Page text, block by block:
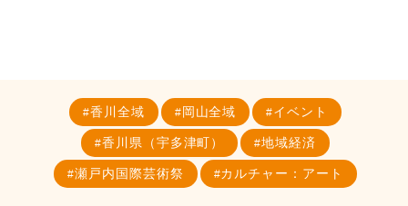
香川全域 岡山全域 イベント
香川県（宇多津町） 地域経済
瀬戸内国際芸術祭 カルチャー：アート